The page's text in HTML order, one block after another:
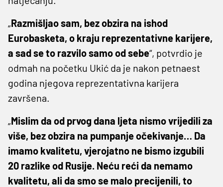
„Razmišljao sam, bez obzira na ishod
Eurobasketa, o kraju reprezentativne karijere,
a sad se to razvilo samo od sebe“, potvrdio je
odmah na početku Ukić da je nakon petnaest
godina njegova reprezentativna karijera
završena.
„Mislim da od prvog dana ljeta nismo vrijedili za
više, bez obzira na pumpanje očekivanje… Da
imamo kvalitetu, vjerojatno ne bismo izgubili
20 razlike od Rusije. Neću reći da nemamo
kvalitetu, ali da smo se malo precijenili, to